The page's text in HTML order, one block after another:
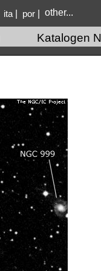
ita por other...
Katalogen